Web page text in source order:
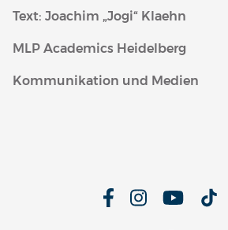
Text: Joachim „Jogi“ Klaehn
MLP Academics Heidelberg
Kommunikation und Medien